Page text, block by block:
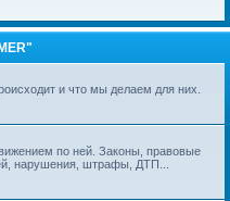
и что мы делаем для них.
по ней. Законы, правовые
нарушения, штрафы, ДТП...